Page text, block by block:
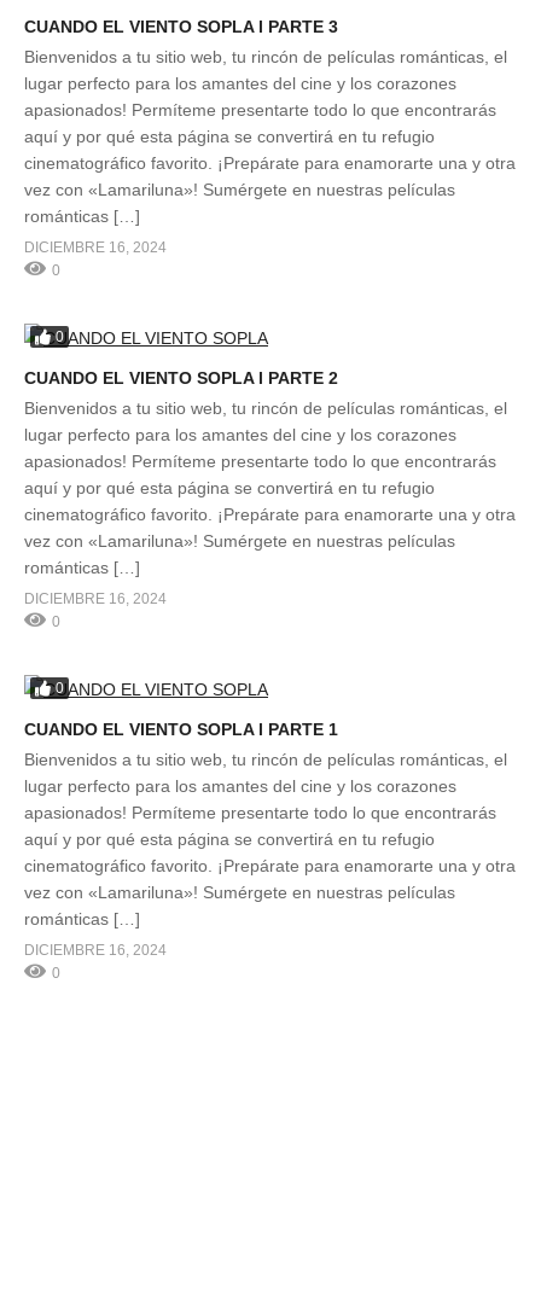
CUANDO EL VIENTO SOPLA l PARTE 3
Bienvenidos a tu sitio web, tu rincón de películas románticas, el
lugar perfecto para los amantes del cine y los corazones
apasionados! Permíteme presentarte todo lo que encontrarás
aquí y por qué esta página se convertirá en tu refugio
cinematográfico favorito. ¡Prepárate para enamorarte una y otra
vez con «Lamariluna»! Sumérgete en nuestras películas
románticas […]
DICIEMBRE 16, 2024
0
0
CUANDO EL VIENTO SOPLA l PARTE 2
Bienvenidos a tu sitio web, tu rincón de películas románticas, el
lugar perfecto para los amantes del cine y los corazones
apasionados! Permíteme presentarte todo lo que encontrarás
aquí y por qué esta página se convertirá en tu refugio
cinematográfico favorito. ¡Prepárate para enamorarte una y otra
vez con «Lamariluna»! Sumérgete en nuestras películas
románticas […]
DICIEMBRE 16, 2024
0
0
CUANDO EL VIENTO SOPLA l PARTE 1
Bienvenidos a tu sitio web, tu rincón de películas románticas, el
lugar perfecto para los amantes del cine y los corazones
apasionados! Permíteme presentarte todo lo que encontrarás
aquí y por qué esta página se convertirá en tu refugio
cinematográfico favorito. ¡Prepárate para enamorarte una y otra
vez con «Lamariluna»! Sumérgete en nuestras películas
románticas […]
DICIEMBRE 16, 2024
0